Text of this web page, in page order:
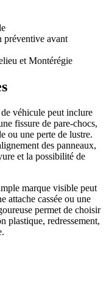
préventive avant
et Montérégie
véhicule peut inclure
fissure de pare-chocs,
ou une perte de lustre.
des panneaux,
et la possibilité de
marque visible peut
attache cassée ou une
permet de choisir
plastique, redressement,